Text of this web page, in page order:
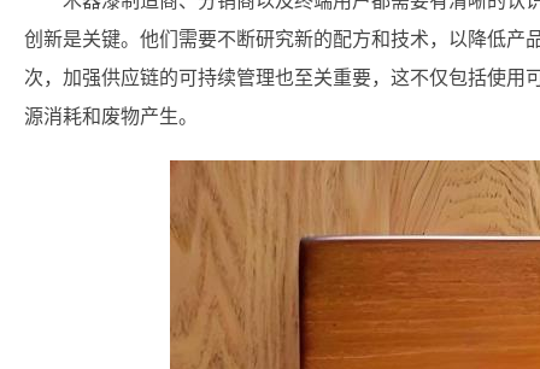
创新是关键。他们需要不断研究新的配方和技术，以降低产
次，加强供应链的可持续管理也至关重要，这不仅包括使
源消耗和废物产生。